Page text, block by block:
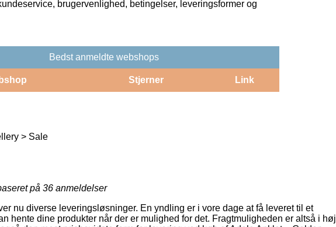
brugervenlighed, betingelser, leveringsformer og
Bedst anmeldte webshops
Stjerner Link
> Sale
på 36 anmeldelser
nu diverse leveringsløsninger. En yndling er i vore dage at få leveret til et
hente dine produkter når der er mulighed for det. Fragtmuligheden er altså i høj